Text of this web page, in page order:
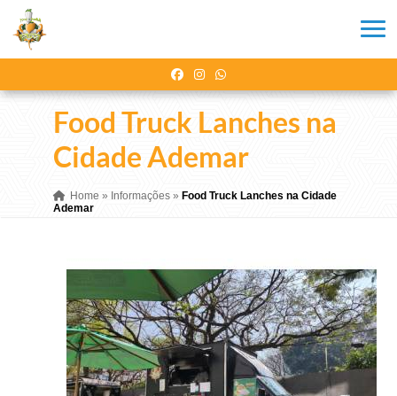
Food Truck Lanches na
Cidade Ademar
Home » Informações » Food Truck Lanches na Cidade
Ademar